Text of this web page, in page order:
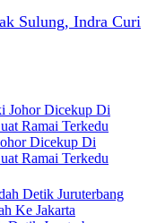
Sulung, Indra Curi
Dicekup Di
Ramai Terkedu